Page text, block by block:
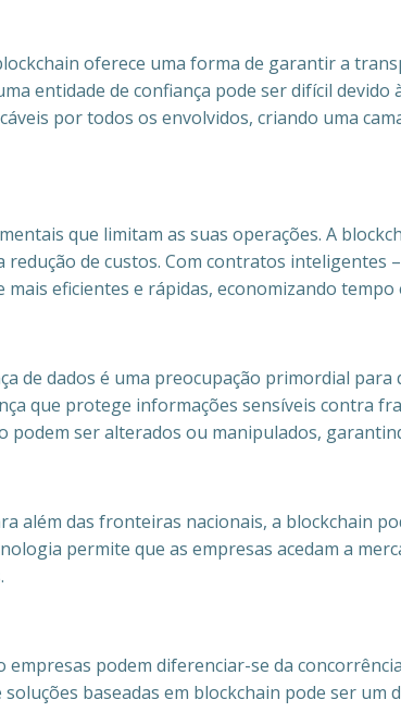
oferece uma forma de garantir a
entidade de confiança pode ser difícil
por todos os envolvidos, criando uma
que limitam as suas operações. A
de custos. Com contratos
eficientes e rápidas, economizando tempo
de dados é uma preocupação primordial
que protege informações sensíveis contra
podem ser alterados ou manipulados,
das fronteiras nacionais, a blockchain
permite que as empresas acedam a
podem diferenciar-se da
baseadas em blockchain pode ser um